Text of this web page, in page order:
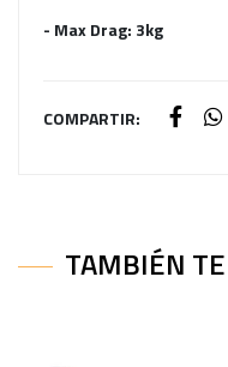
- Max Drag: 3kg
COMPARTIR:
TAMBIÉN